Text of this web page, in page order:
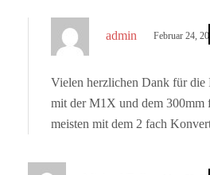
admin
t
:
Februar 24,
Vielen herzlichen Dank für
mit der M1X und dem 300mm
meisten mit dem 2 fach